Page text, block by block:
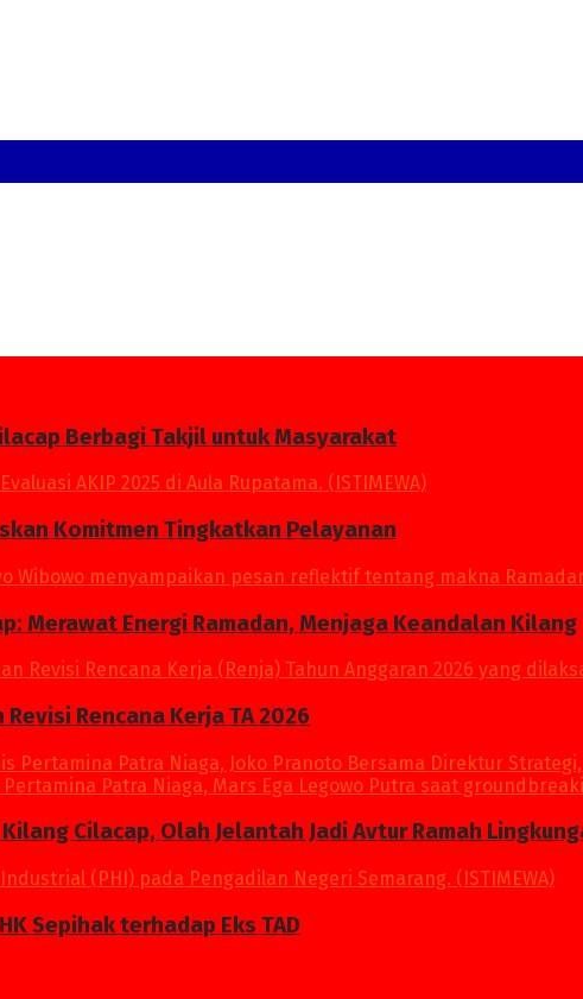
Berbagi Takjil untuk Masyarakat
Komitmen Tingkatkan Pelayanan
Merawat Energi Ramadan, Menjaga Keandalan Kilang
Rencana Kerja TA 2026
Cilacap, Olah Jelantah Jadi Avtur Ramah
Sepihak terhadap Eks TAD